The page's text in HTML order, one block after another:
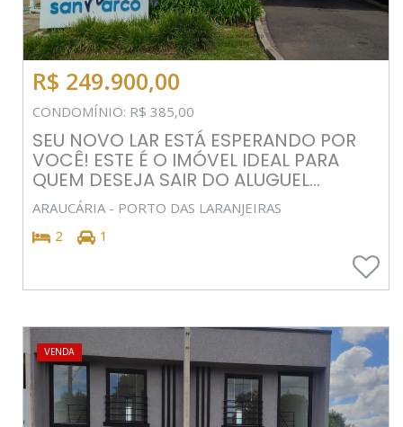
R$ 249.900,00
CONDOMÍNIO: R$ 385,00
SEU NOVO LAR ESTÁ ESPERANDO POR
VOCÊ! ESTE É O IMÓVEL IDEAL PARA
QUEM DESEJA SAIR DO ALUGUEL...
ARAUCÁRIA - PORTO DAS LARANJEIRAS
2
1
VENDA